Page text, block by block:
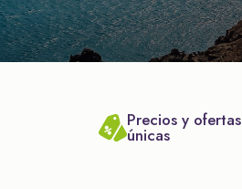
Precios y ofertas
únicas